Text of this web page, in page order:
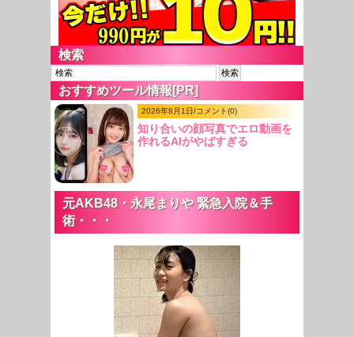
検索
おすすめツール情報[PR]
2026年8月1日/コメント(0)
知り合いの顔写真でエロ動画を
作れるAIがやばすぎる
元AKB48・永尾まりや 緊急入院＆手
術・・・